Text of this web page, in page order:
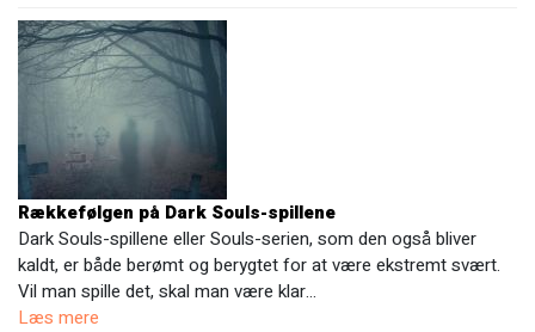
Rækkefølgen på Dark Souls-spillene
Dark Souls-spillene eller Souls-serien, som den også bliver
kaldt, er både berømt og berygtet for at være ekstremt svært.
Vil man spille det, skal man være klar…
Læs mere